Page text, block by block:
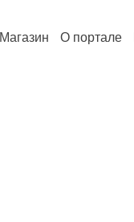
Магазин О портале